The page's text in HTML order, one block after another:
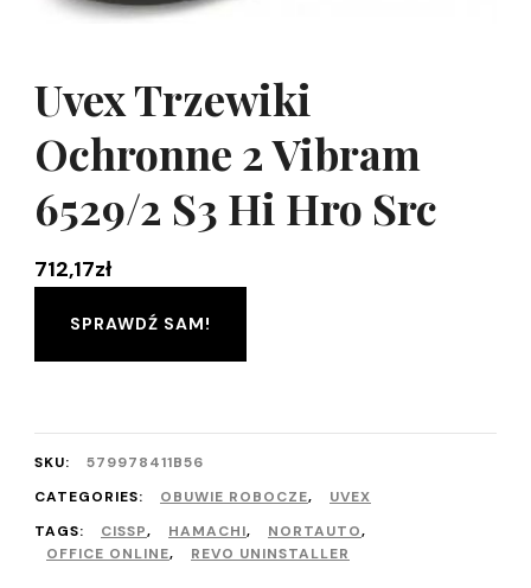
Uvex Trzewiki
Ochronne 2 Vibram
6529/2 S3 Hi Hro Src
712,17zł
SPRAWDŹ SAM!
SKU:
579978411B56
CATEGORIES:
OBUWIE ROBOCZE,
UVEX
TAGS:
CISSP, HAMACHI, NORTAUTO,
OFFICE ONLINE, REVO UNINSTALLER